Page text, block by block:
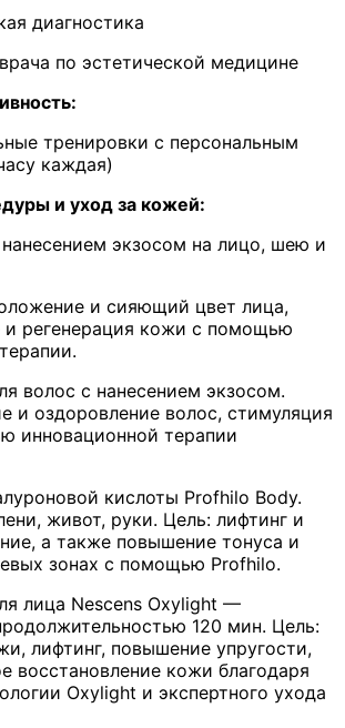
диагностика
по эстетической медицине
тренировки с персональным
каждая)
и уход за кожей:
нанесением экзосом на лицо, шею и
и сияющий цвет лица,
и регенерация кожи с помощью
волос с нанесением экзосом.
и оздоровление волос, стимуляция
инновационной терапии
кислоты Profhilo Body.
живот, руки. Цель: лифтинг и
а также повышение тонуса и
зонах с помощью Profhilo.
лица Nescens Oxylight —
120 мин. Цель:
лифтинг, повышение упругости,
восстановление кожи благодаря
Oxylight и экспертного ухода